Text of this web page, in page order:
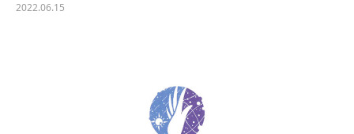
2022.06.15
MENU